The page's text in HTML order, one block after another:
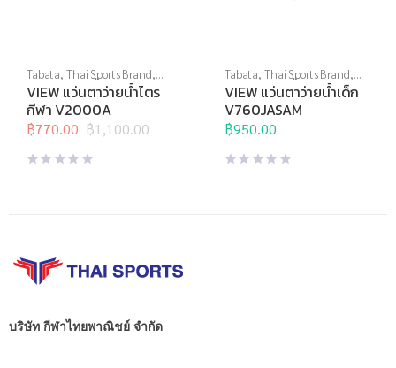
Tabata, Thai Sports Brand,
View,กีฬาทางน้ำ,แว่นตาว่าย
น้ำ,แว่นตาว่ายน้ำแข่งขัน
VIEW แว่นตาว่ายน้ำไตร
กีฬา V2000A
฿1,100.00
Original
price
was:
฿770.00
Current
price
is:
Tabata, Thai Sports Brand,
View,กีฬาทางน้ำ,แว่นตาว่าย
น้ำ,แว่นตาว่ายน้ำสำหรับเด็ก,
แว่นตาว่ายน้ำแข่งขัน
VIEW แว่นตาว่ายน้ำเด็ก
V760JASAM
฿950.00
บริษัท กีฬาไทยพาณิชย์ จำกัด